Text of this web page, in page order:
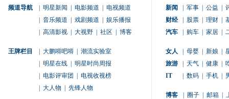
频道导航 明星新闻 电影频道
电视频道
音乐频道 戏剧频道
娱乐播报
高清影视 大视野 社区 博客
王牌栏目 大鹏嘚吧嘚
潮流实验室
明星在线
明星时尚周报
电影评审团
电视收视榜
大人物 先锋人物
新闻 军事 公益
财经
股票 理财
汽车
购车 家居
女人 母婴 新娘
旅游
天气 健康
IT
数码 手机
博客 圈子 邮箱